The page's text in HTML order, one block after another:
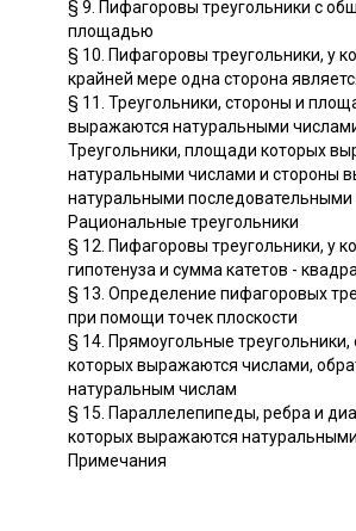
§ 9. Пифагоровы треугольники с
площадью
§ 10. Пифагоровы треугольники, у
крайней мере одна сторона
§ 11. Треугольники, стороны и
выражаются натуральными
Треугольники, площади которых
натуральными числами и стороны
натуральными последовательными
Рациональные треугольники
§ 12. Пифагоровы треугольники, у
гипотенуза и сумма катетов -
§ 13. Определение пифагоровых
при помощи точек плоскости
§ 14. Прямоугольные треугольники,
которых выражаются числами,
натуральным числам
§ 15. Параллелепипеды, ребра и
которых выражаются
Примечания